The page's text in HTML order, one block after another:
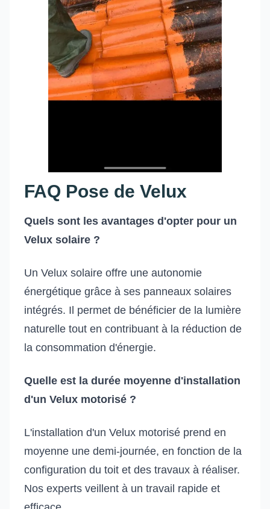
FAQ Pose de Velux
Quels sont les avantages d'opter pour un
Velux solaire ?
Un Velux solaire offre une autonomie
énergétique grâce à ses panneaux solaires
intégrés. Il permet de bénéficier de la lumière
naturelle tout en contribuant à la réduction de
la consommation d'énergie.
Quelle est la durée moyenne d'installation
d'un Velux motorisé ?
L'installation d'un Velux motorisé prend en
moyenne une demi-journée, en fonction de la
configuration du toit et des travaux à réaliser.
Nos experts veillent à un travail rapide et